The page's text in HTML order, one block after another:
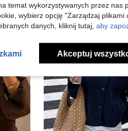
temat wykorzystywanych przez nas
wybierz opcję "Zarządzaj
danych, kliknij tutaj, aby
Akceptuj